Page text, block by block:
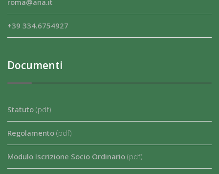
+39 334.6754927
Documenti
Statuto (pdf)
Regolamento (pdf)
Modulo Iscrizione Socio Ordinario (pdf)